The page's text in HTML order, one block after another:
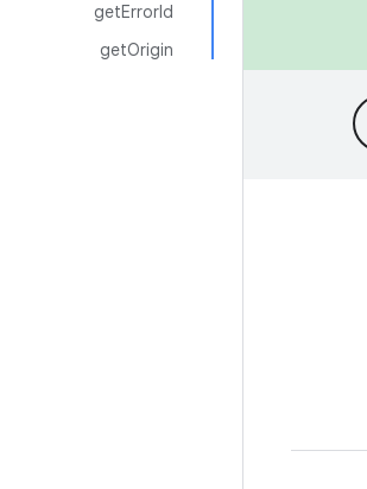
getErrorId
getOrigin